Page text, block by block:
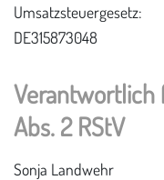
Umsatzsteuergesetz:
DE315873048
Verantwortlich
Abs. 2 RStV
Sonja Landwehr